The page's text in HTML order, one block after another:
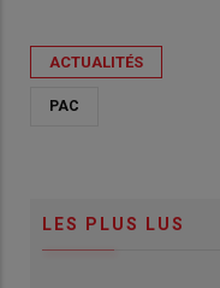
ACTUALITÉS
PAC
LES PLUS LUS